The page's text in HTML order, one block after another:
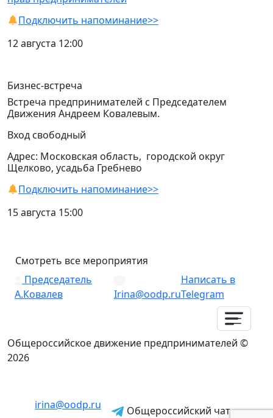
Подключить напоминание>>
12 августа 12:00
Бизнес-встреча
Встреча предпринимателей с Председателем
Движения Андреем Ковалевым.
Вход свободный
Адрес: Московская область, городской округ
Щелково, усадьба Гребнево
Подключить напоминание>>
15 августа 15:00
Смотреть все мероприятия
Председатель
А.Ковалев
Irina@oodp.ru
Написать в
Telegram
Общероссийское движение предпринимателей ©
2026
irina@oodp.ru Общероссийский чат